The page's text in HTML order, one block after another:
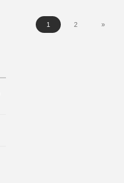
1 2 »